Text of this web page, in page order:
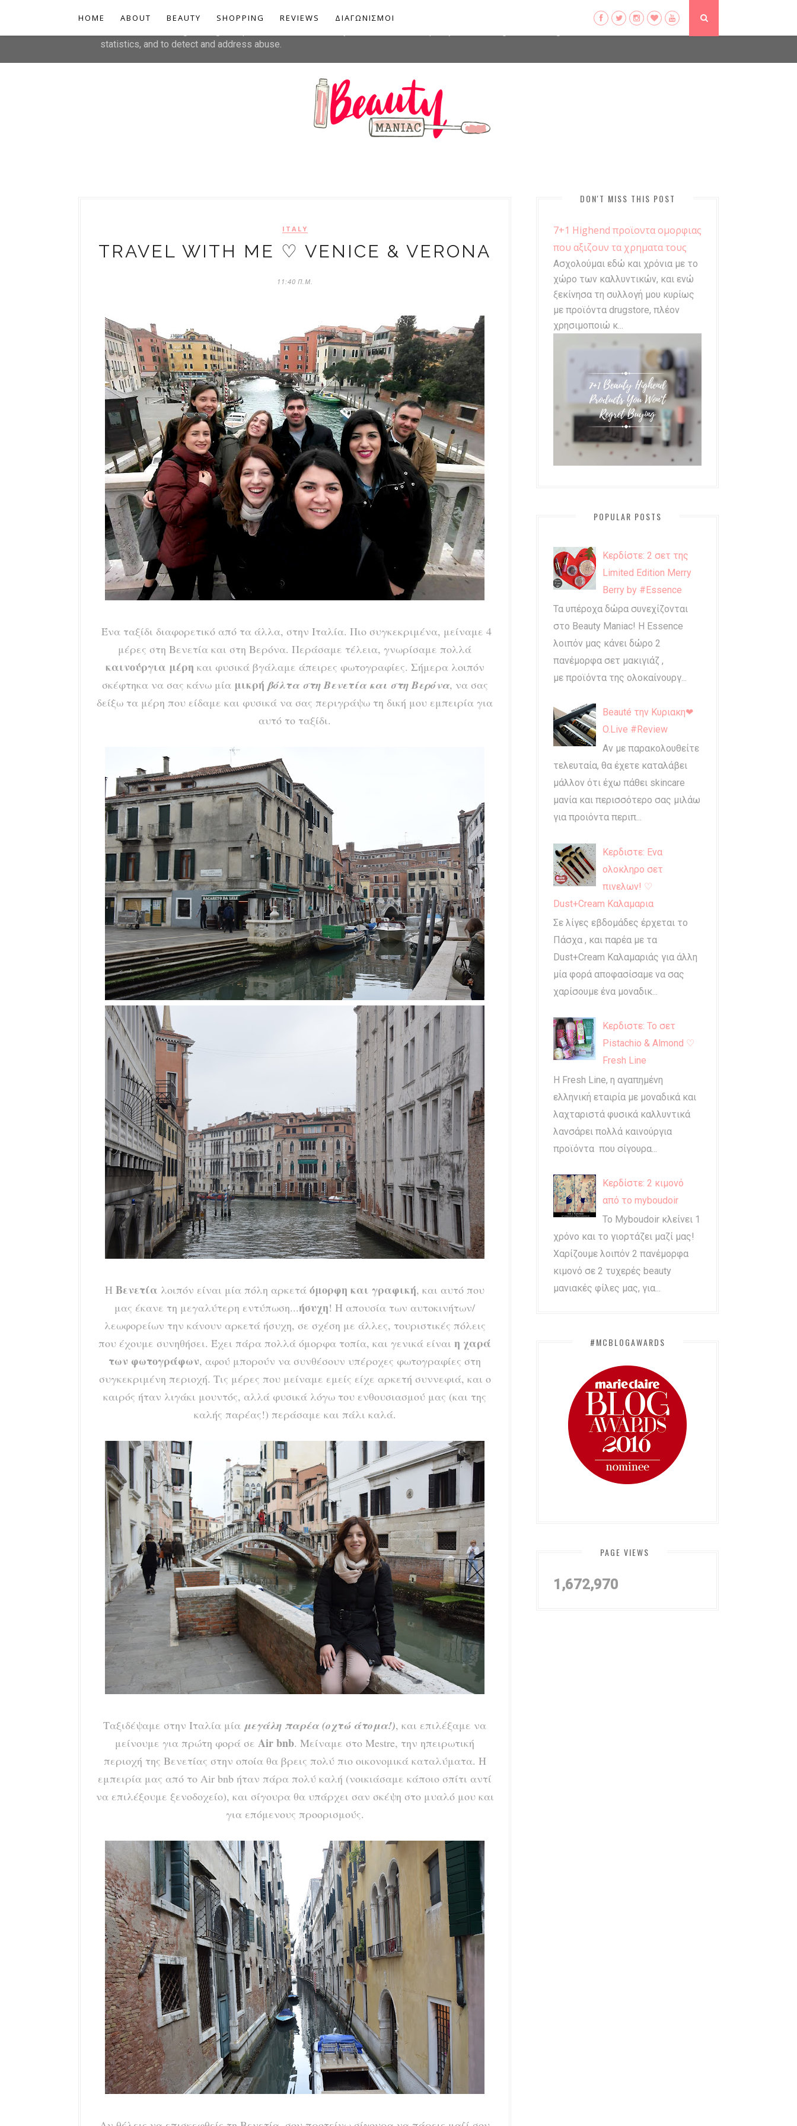
HOME ABOUT BEAUTY SHOPPING REVIEWS ΔΙΑΓΩΝΙΣΜΟΙ
ITALY
TRAVEL WITH ME ♡ VENICE & VERONA
11:40 Π.Μ.
Ένα ταξίδι διαφορετικό από τα άλλα, στην Ιταλία. Πιο συγκεκριμένα, μείναμε 4
μέρες στη Βενετία και στη Βερόνα. Περάσαμε τέλεια, γνωρίσαμε πολλά
καινούργια μέρη και φυσικά βγάλαμε άπειρες φωτογραφίες. Σήμερα λοιπόν
σκέφτηκα να σας κάνω μία μικρή βόλτα στη Βενετία και στη Βερόνα, να σας
δείξω τα μέρη που είδαμε και φυσικά να σας περιγράψω τη δική μου εμπειρία για
αυτό το ταξίδι.
Η Βενετία λοιπόν είναι μία πόλη αρκετά όμορφη και γραφική, και αυτό που
μας έκανε τη μεγαλύτερη εντύπωση...ήσυχη! Η απουσία των αυτοκινήτων/
λεωφορείων την κάνουν αρκετά ήσυχη, σε σχέση με άλλες, τουριστικές πόλεις
που έχουμε συνηθήσει. Έχει πάρα πολλά όμορφα τοπία, και γενικά είναι η χαρά
των φωτογράφων, αφού μπορούν να συνθέσουν υπέροχες φωτογραφίες στη
συγκεκριμένη περιοχή. Τις μέρες που μείναμε εμείς είχε αρκετή συννεφιά, και ο
καιρός ήταν λιγάκι μουντός, αλλά φυσικά λόγω του ενθουσιασμού μας (και της
καλής παρέας!) περάσαμε και πάλι καλά.
Ταξιδέψαμε στην Ιταλία μία μεγάλη παρέα (οχτώ άτομα!), και επιλέξαμε να
μείνουμε για πρώτη φορά σε Air bnb. Μείναμε στο Mestre, την ηπειρωτική
περιοχή της Βενετίας στην οποία θα βρεις πολύ πιο οικονομικά καταλύματα. Η
εμπειρία μας από το Air bnb ήταν πάρα πολύ καλή (νοικιάσαμε κάποιο σπίτι αντί
να επιλέξουμε ξενοδοχείο), και σίγουρα θα υπάρχει σαν σκέψη στο μυαλό μου και
για επόμενους προορισμούς.
DON'T MISS THIS POST
7+1 Highend προϊοντα ομορφιας
που αξιζουν τα χρηματα τους
Ασχολούμαι εδώ και χρόνια με το
χώρο των καλλυντικών, και ενώ
ξεκίνησα τη συλλογή μου κυρίως
με προϊόντα drugstore, πλέον
χρησιμοποιώ κ...
POPULAR POSTS
Κερδίστε: 2 σετ της
Limited Edition Merry
Berry by #Essence
Τα υπέροχα δώρα συνεχίζονται
στο Beauty Maniac! Η Essence
λοιπόν μας κάνει δώρο 2
πανέμορφα σετ μακιγιάζ ,
με προϊόντα της ολοκαίνουργ...
Beauté την Κυριακη❤
O.Live #Review
Αν με παρακολουθείτε
τελευταία, θα έχετε καταλάβει
μάλλον ότι έχω πάθει skincare
μανία και περισσότερο σας μιλάω
για προιόντα περιπ...
Κερδιστε: Ενα
ολοκληρο σετ
πινελων! ♡
Dust+Cream Καλαμαρια
Σε λίγες εβδομάδες έρχεται το
Πάσχα , και παρέα με τα
Dust+Cream Καλαμαριάς για άλλη
μία φορά αποφασίσαμε να σας
χαρίσουμε ένα μοναδικ...
Κερδιστε: Το σετ
Pistachio & Almond ♡
Fresh Line
Η Fresh Line, η αγαπημένη
ελληνική εταιρία με μοναδικά και
λαχταριστά φυσικά καλλυντικά
λανσάρει πολλά καινούργια
προϊόντα που σίγουρα...
Κερδίστε: 2 κιμονό
από το myboudoir
Το Myboudoir κλείνει 1
χρόνο και το γιορτάζει μαζί μας!
Χαρίζουμε λοιπόν 2 πανέμορφα
κιμονό σε 2 τυχερές beauty
μανιακές φίλες μας, για...
#MCBLOGAWARDS
PAGE VIEWS
1,672,970
This site uses cookies from Google to deliver its services and to analyze traffic. Your IP address and user-agent
statistics, and to detect and address abuse.